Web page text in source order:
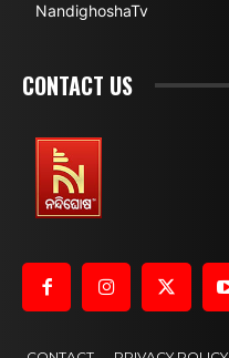
NandighoshaTv
CONTACT US